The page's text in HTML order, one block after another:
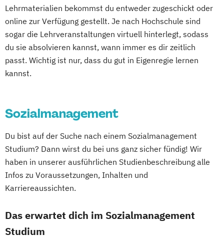
Betriebswirtschaftslehre
Betriebswirtschaftslehre und Customer
Experience Management
Betriebswirtschaftslehre und Führung
Management
Business Intelligence
Business Intelligence (DE/EN)
Coaching und Supervision
Customer Centricity
Lehrmaterialien bekommst du entweder zugeschickt oder
online zur Verfügung gestellt. Je nach Hochschule sind
sogar die Lehrveranstaltungen virtuell hinterlegt, sodass
du sie absolvieren kannst, wann immer es dir zeitlich
passt. Wichtig ist nur, dass du gut in Eigenregie lernen
kannst.
Sozialmanagement
Du bist auf der Suche nach einem Sozialmanagement
Studium? Dann wirst du bei uns ganz sicher fündig! Wir
haben in unserer ausführlichen Studienbeschreibung alle
Infos zu Voraussetzungen, Inhalten und
Karriereaussichten.
Das erwartet dich im Sozialmanagement
Studium